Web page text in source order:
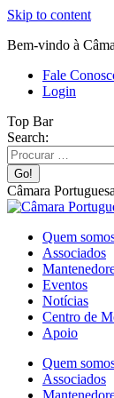
Skip to content
Bem-vindo à
Fale
Login
Top Bar
Search:
Câmara Portuguesa
Quem
Associados
Eventos
Notícias
Centro de
Apoio
Quem
Associados